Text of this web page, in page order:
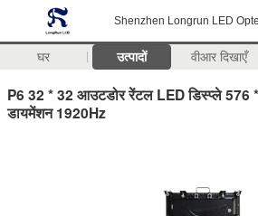
Shenzhen Longrun LED
घर उत्पादों वीआर दिखाएँ
P6 32 * 32 आउटडोर रेंटल LED डिस्प्ले 576
डायमेंशन 1920Hz